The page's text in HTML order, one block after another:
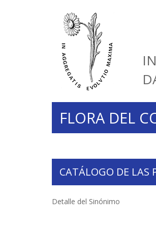
FLORA DEL
CATÁLOGO DE LAS
Detalle del Sinónimo